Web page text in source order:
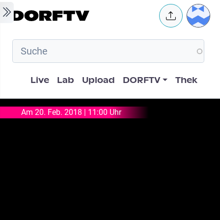
Skip to main content User
Hauptnavigation
Live Lab Upload DORFTV Thek
Am 20. Feb. 2018 | 11:00 Uhr